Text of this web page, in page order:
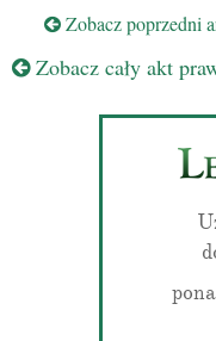
Zobacz poprzedni
Zobacz cały akt